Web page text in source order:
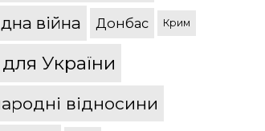
війна Донбас Крим
України
відносини